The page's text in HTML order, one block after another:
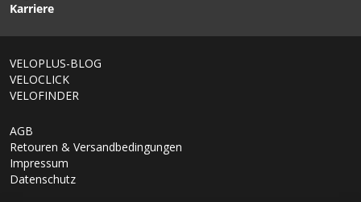
Karriere
VELOPLUS-BLOG
VELOCLICK
VELOFINDER
AGB
Retouren & Versandbedingungen
Impressum
Datenschutz